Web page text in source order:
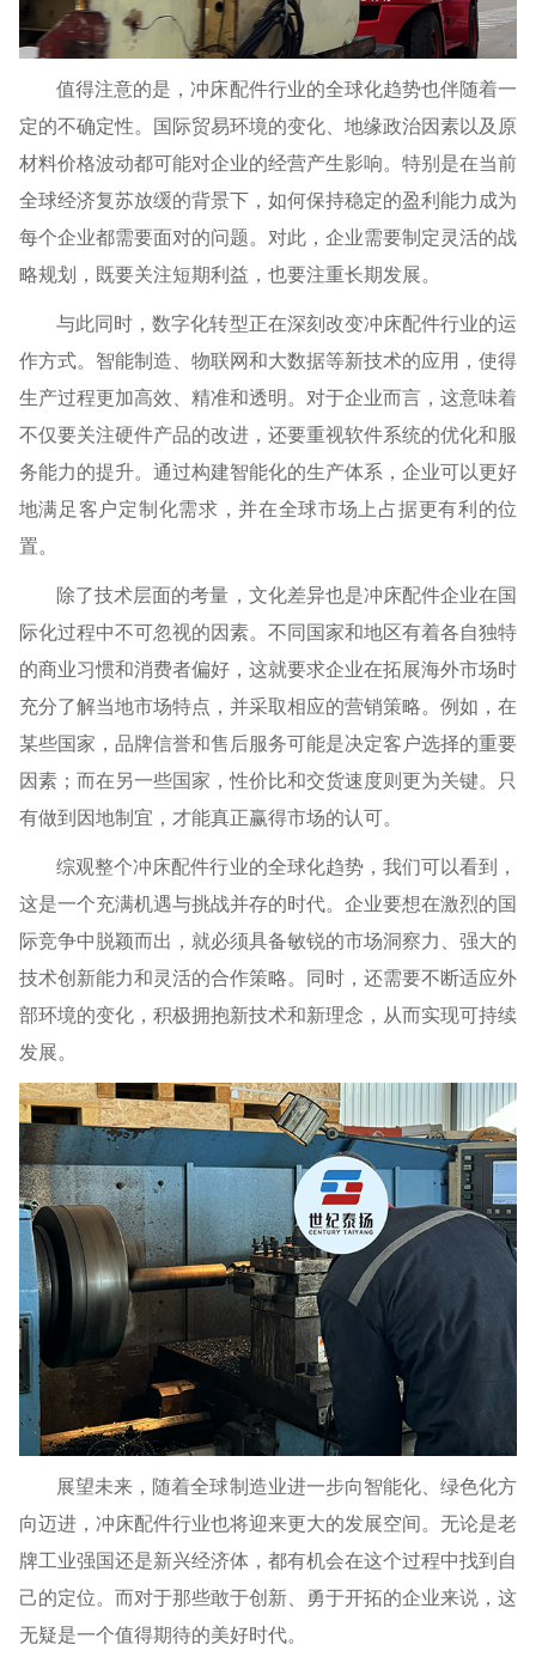
值得注意的是，冲床配件行业的全球化趋势也伴随着一
定的不确定性。国际贸易环境的变化、地缘政治因素以及原
材料价格波动都可能对企业的经营产生影响。特别是在当前
全球经济复苏放缓的背景下，如何保持稳定的盈利能力成为
每个企业都需要面对的问题。对此，企业需要制定灵活的战
略规划，既要关注短期利益，也要注重长期发展。
与此同时，数字化转型正在深刻改变冲床配件行业的运
作方式。智能制造、物联网和大数据等新技术的应用，使得
生产过程更加高效、精准和透明。对于企业而言，这意味着
不仅要关注硬件产品的改进，还要重视软件系统的优化和服
务能力的提升。通过构建智能化的生产体系，企业可以更好
地满足客户定制化需求，并在全球市场上占据更有利的位
置。
除了技术层面的考量，文化差异也是冲床配件企业在国
际化过程中不可忽视的因素。不同国家和地区有着各自独特
的商业习惯和消费者偏好，这就要求企业在拓展海外市场时
充分了解当地市场特点，并采取相应的营销策略。例如，在
某些国家，品牌信誉和售后服务可能是决定客户选择的重要
因素；而在另一些国家，性价比和交货速度则更为关键。只
有做到因地制宜，才能真正赢得市场的认可。
综观整个冲床配件行业的全球化趋势，我们可以看到，
这是一个充满机遇与挑战并存的时代。企业要想在激烈的国
际竞争中脱颖而出，就必须具备敏锐的市场洞察力、强大的
技术创新能力和灵活的合作策略。同时，还需要不断适应外
部环境的变化，积极拥抱新技术和新理念，从而实现可持续
发展。
展望未来，随着全球制造业进一步向智能化、绿色化方
向迈进，冲床配件行业也将迎来更大的发展空间。无论是老
牌工业强国还是新兴经济体，都有机会在这个过程中找到自
己的定位。而对于那些敢于创新、勇于开拓的企业来说，这
无疑是一个值得期待的美好时代。